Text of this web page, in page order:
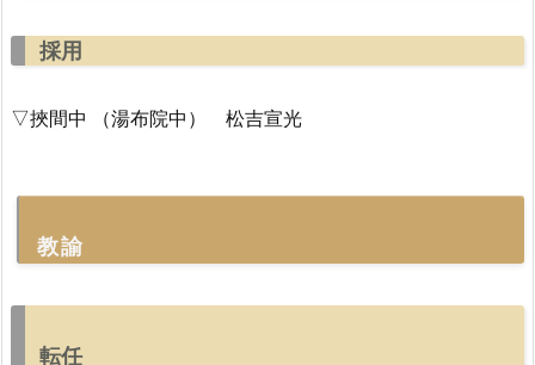
採用
▽挾間中 （湯布院中） 松吉宣光
教諭
転任